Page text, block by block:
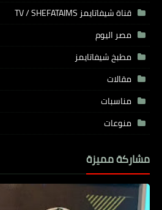
قناة شيفاتايمز TV / SHEFATAIMS
مصر اليوم
مطبخ شيفاتايمز
مقالات
مناسبات
منوعات
مشاركة مميزة